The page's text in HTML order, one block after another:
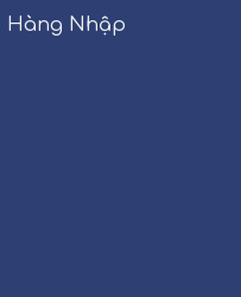
Hàng Nhập